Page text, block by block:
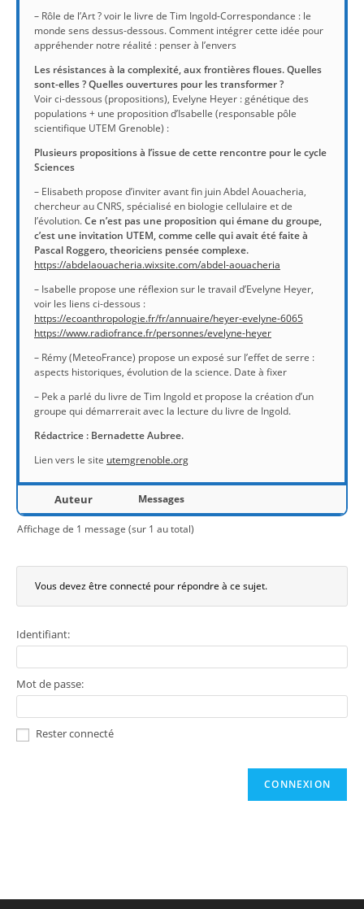
– Rôle de l’Art ? voir le livre de Tim Ingold-Correspondance : le
monde sens dessus-dessous. Comment intégrer cette idée pour
appréhender notre réalité : penser à l’envers
Les résistances à la complexité, aux frontières floues. Quelles
sont-elles ? Quelles ouvertures pour les transformer ?
Voir ci-dessous (propositions), Evelyne Heyer : génétique des
populations + une proposition d’Isabelle (responsable pôle
scientifique UTEM Grenoble) :
Plusieurs propositions à l’issue de cette rencontre pour le cycle
Sciences
– Elisabeth propose d’inviter avant fin juin Abdel Aouacheria,
chercheur au CNRS, spécialisé en biologie cellulaire et de
l’évolution.Ce n’est pas une proposition qui émane du groupe,
c’est une invitation UTEM, comme celle qui avait été faite à
Pascal Roggero, theoriciens pensée complexe.
https://abdelaouacheria.wixsite.com/abdel-aouacheria
– Isabelle propose une réflexion sur le travail d’Evelyne Heyer,
voir les liens ci-dessous :
https://ecoanthropologie.fr/fr/annuaire/heyer-evelyne-6065
https://www.radiofrance.fr/personnes/evelyne-heyer
– Rémy (MeteoFrance) propose un exposé sur l’effet de serre :
aspects historiques, évolution de la science. Date à fixer
– Pek a parlé du livre de Tim Ingold et propose la création d’un
groupe qui démarrerait avec la lecture du livre de Ingold.
Rédactrice : Bernadette Aubree.
Lien vers le site utemgrenoble.org
Auteur Messages
Affichage de 1 message (sur 1 au total)
Vous devez être connecté pour répondre à ce sujet.
Identifiant:
Mot de passe:
Rester connecté
CONNEXION